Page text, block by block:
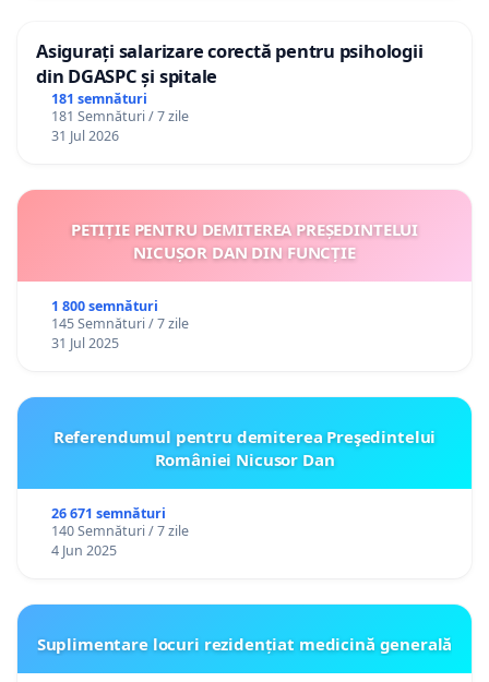
Asigurați salarizare corectă pentru psihologii
din DGASPC și spitale
181 semnături
181 Semnături / 7 zile
31 Jul 2026
PETIȚIE PENTRU DEMITEREA PREȘEDINTELUI
NICUȘOR DAN DIN FUNCȚIE
1 800 semnături
145 Semnături / 7 zile
31 Jul 2025
Referendumul pentru demiterea Preşedintelui
României Nicusor Dan
26 671 semnături
140 Semnături / 7 zile
4 Jun 2025
Suplimentare locuri rezidențiat medicină generală